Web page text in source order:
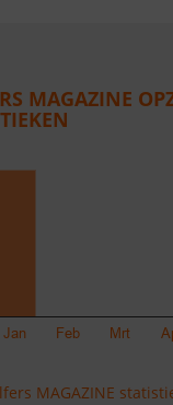
MAGAZINE
MAGAZINE